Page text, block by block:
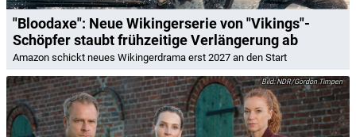
"Bloodaxe": Neue Wikingerserie von "Vikings"-
Schöpfer staubt frühzeitige Verlängerung ab
Amazon schickt neues Wikingerdrama erst 2027 an den Start
NDR/Gordon Timpen